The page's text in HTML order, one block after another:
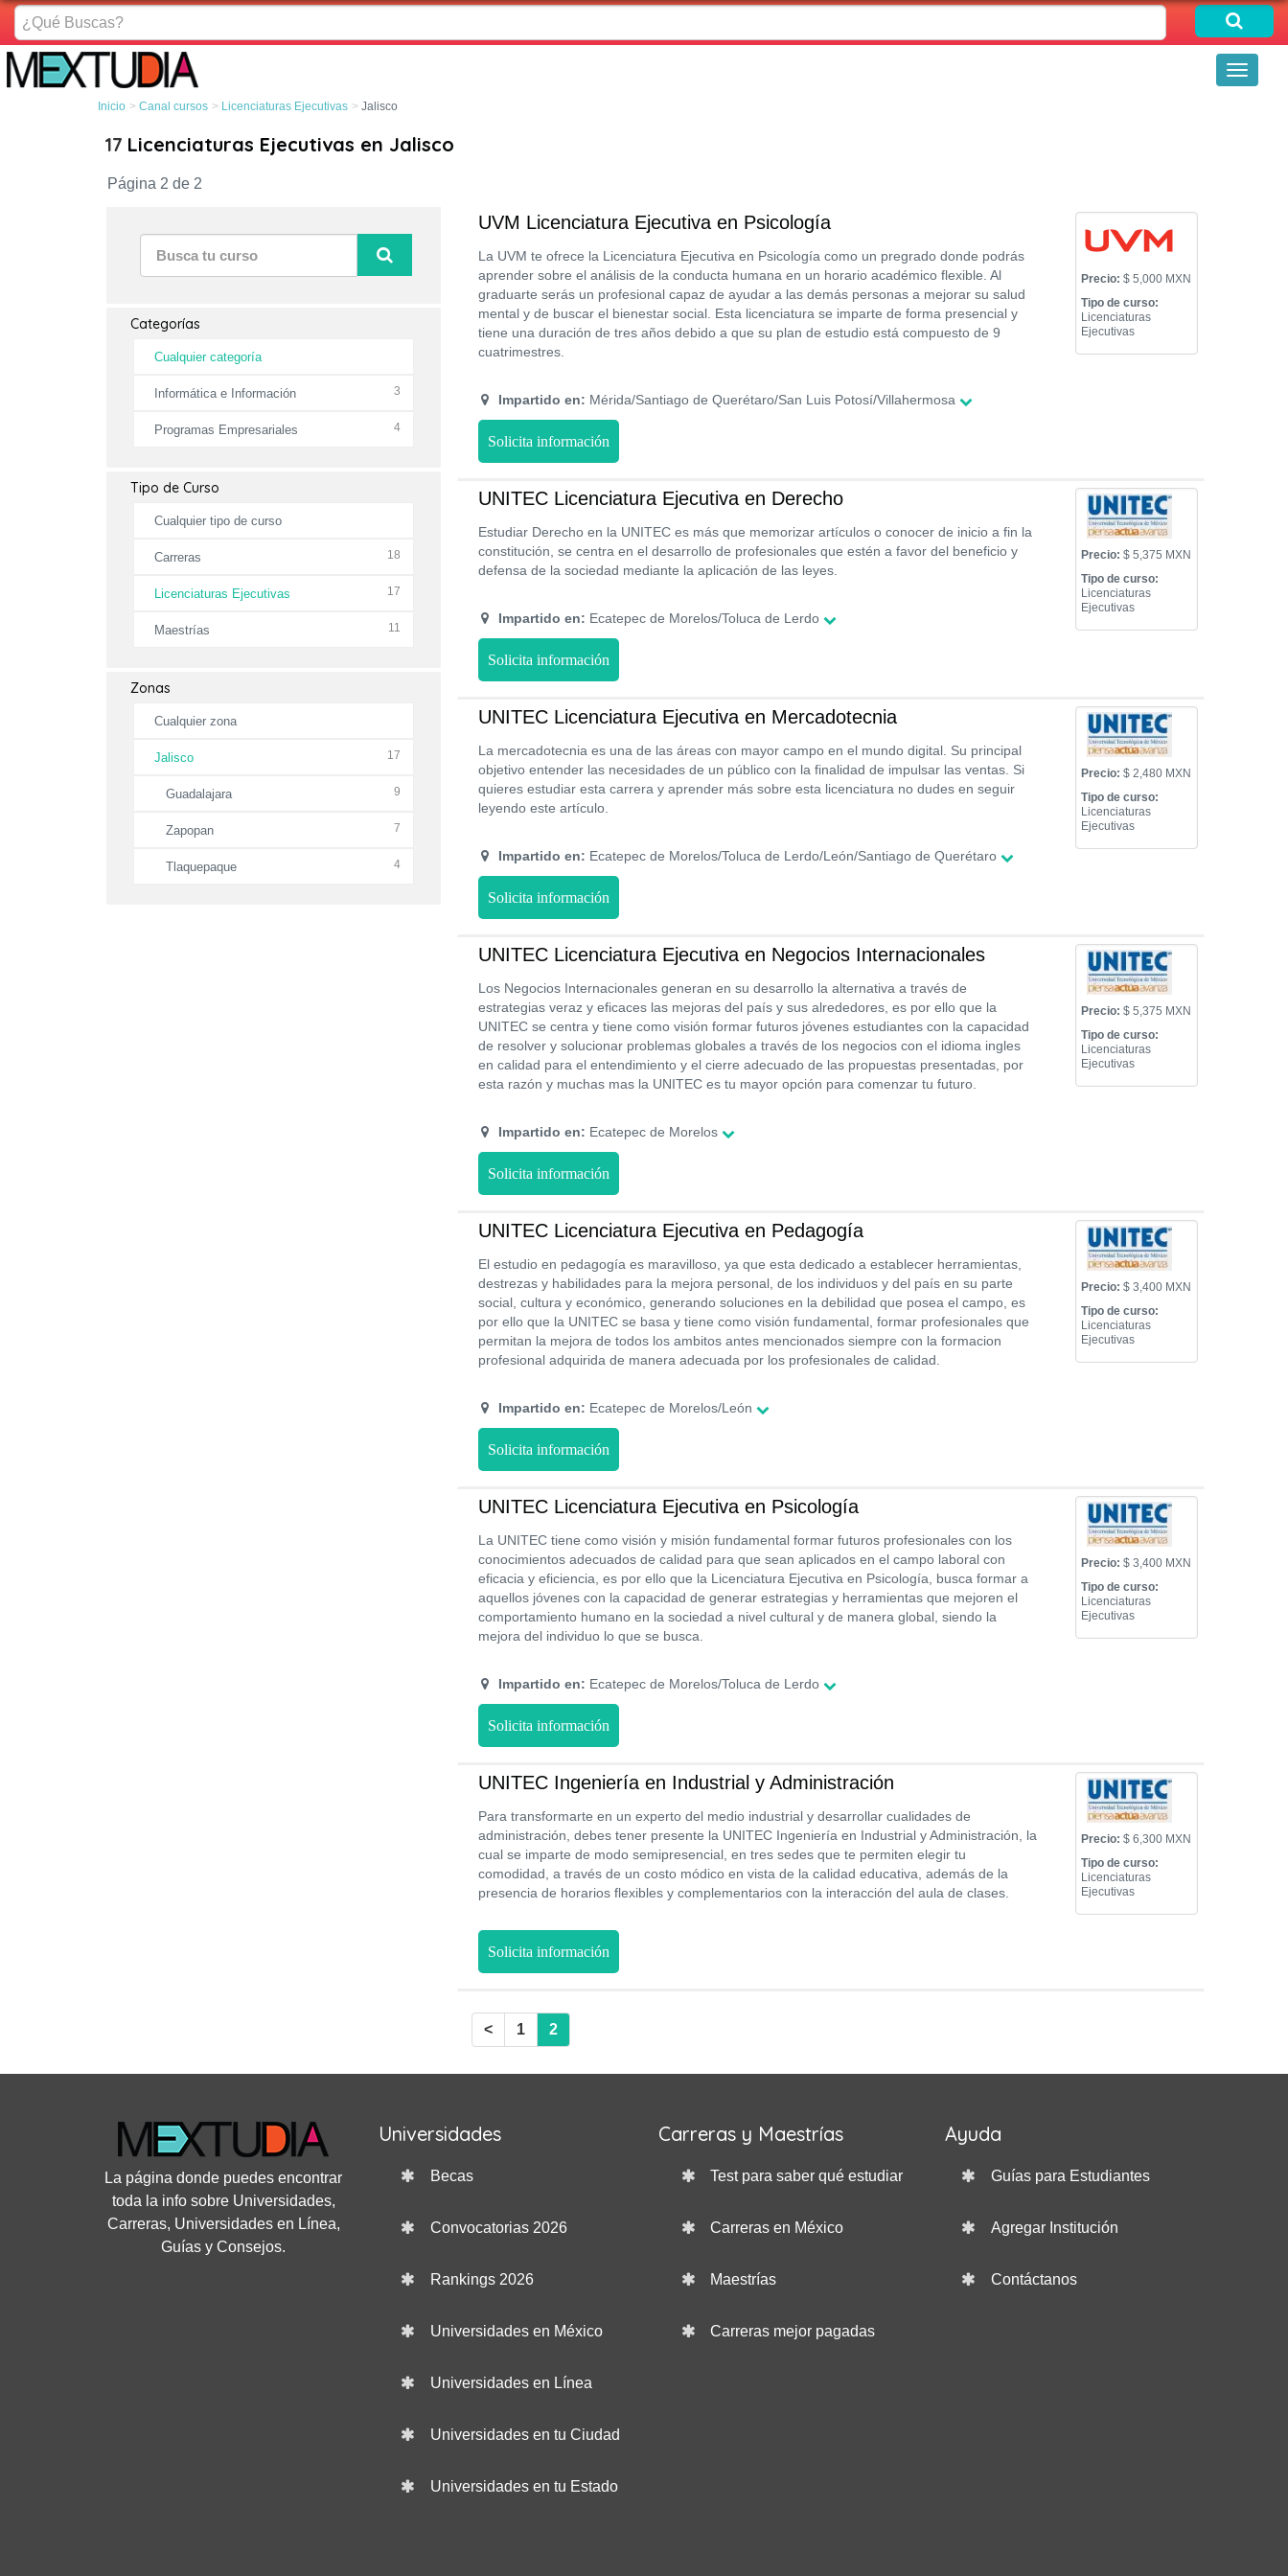
¿Qué
Buscas?
Toggle
Inicio Canal cursos Licenciaturas Ejecutivas Jalisco
17 Licenciaturas Ejecutivas en Jalisco
Página 2 de 2
Categorías
Cualquier categoría
Informática e Información 3
Programas Empresariales 4
Tipo de Curso
Cualquier tipo de curso
Carreras 18
Licenciaturas Ejecutivas 17
Maestrías 11
Zonas
Cualquier zona
Jalisco 17
Guadalajara 9
Zapopan 7
Tlaquepaque 4
UVM Licenciatura Ejecutiva en Psicología
La UVM te ofrece la Licenciatura Ejecutiva en Psicología como un pregrado donde podrás
aprender sobre el análisis de la conducta humana en un horario académico flexible. Al
graduarte serás un profesional capaz de ayudar a las demás personas a mejorar su salud
mental y de buscar el bienestar social. Esta licenciatura se imparte de forma presencial y
tiene una duración de tres años debido a que su plan de estudio está compuesto de 9
cuatrimestres.
Impartido en: Mérida/Santiago de Querétaro/San Luis Potosí/Villahermosa
Precio: $ 5,000 MXN
Tipo de curso:
Licenciaturas
Ejecutivas
Solicita información
UNITEC Licenciatura Ejecutiva en Derecho
Estudiar Derecho en la UNITEC es más que memorizar artículos o conocer de inicio a fin la
constitución, se centra en el desarrollo de profesionales que estén a favor del beneficio y
defensa de la sociedad mediante la aplicación de las leyes.
Impartido en: Ecatepec de Morelos/Toluca de Lerdo
Precio: $ 5,375 MXN
Tipo de curso:
Licenciaturas
Ejecutivas
Solicita información
UNITEC Licenciatura Ejecutiva en Mercadotecnia
La mercadotecnia es una de las áreas con mayor campo en el mundo digital. Su principal
objetivo entender las necesidades de un público con la finalidad de impulsar las ventas. Si
quieres estudiar esta carrera y aprender más sobre esta licenciatura no dudes en seguir
leyendo este artículo.
Impartido en: Ecatepec de Morelos/Toluca de Lerdo/León/Santiago de Querétaro
Precio: $ 2,480 MXN
Tipo de curso:
Licenciaturas
Ejecutivas
Solicita información
UNITEC Licenciatura Ejecutiva en Negocios Internacionales
Los Negocios Internacionales generan en su desarrollo la alternativa a través de
estrategias veraz y eficaces las mejoras del país y sus alrededores, es por ello que la
UNITEC se centra y tiene como visión formar futuros jóvenes estudiantes con la capacidad
de resolver y solucionar problemas globales a través de los negocios con el idioma ingles
en calidad para el entendimiento y el cierre adecuado de las propuestas presentadas, por
esta razón y muchas mas la UNITEC es tu mayor opción para comenzar tu futuro.
Impartido en: Ecatepec de Morelos
Precio: $ 5,375 MXN
Tipo de curso:
Licenciaturas
Ejecutivas
Solicita información
UNITEC Licenciatura Ejecutiva en Pedagogía
El estudio en pedagogía es maravilloso, ya que esta dedicado a establecer herramientas,
destrezas y habilidades para la mejora personal, de los individuos y del país en su parte
social, cultura y económico, generando soluciones en la debilidad que posea el campo, es
por ello que la UNITEC se basa y tiene como visión fundamental, formar profesionales que
permitan la mejora de todos los ambitos antes mencionados siempre con la formacion
profesional adquirida de manera adecuada por los profesionales de calidad.
Impartido en: Ecatepec de Morelos/León
Precio: $ 3,400 MXN
Tipo de curso:
Licenciaturas
Ejecutivas
Solicita información
UNITEC Licenciatura Ejecutiva en Psicología
La UNITEC tiene como visión y misión fundamental formar futuros profesionales con los
conocimientos adecuados de calidad para que sean aplicados en el campo laboral con
eficacia y eficiencia, es por ello que la Licenciatura Ejecutiva en Psicología, busca formar a
aquellos jóvenes con la capacidad de generar estrategias y herramientas que mejoren el
comportamiento humano en la sociedad a nivel cultural y de manera global, siendo la
mejora del individuo lo que se busca.
Impartido en: Ecatepec de Morelos/Toluca de Lerdo
Precio: $ 3,400 MXN
Tipo de curso:
Licenciaturas
Ejecutivas
Solicita información
UNITEC Ingeniería en Industrial y Administración
Para transformarte en un experto del medio industrial y desarrollar cualidades de
administración, debes tener presente la UNITEC Ingeniería en Industrial y Administración, la
cual se imparte de modo semipresencial, en tres sedes que te permiten elegir tu
comodidad, a través de un costo módico en vista de la calidad educativa, además de la
presencia de horarios flexibles y complementarios con la interacción del aula de clases.
Precio: $ 6,300 MXN
Tipo de curso:
Licenciaturas
Ejecutivas
Solicita información
< 1 2
La página donde puedes encontrar
toda la info sobre Universidades,
Carreras, Universidades en Línea,
Guías y Consejos.
Universidades
Becas
Convocatorias 2026
Rankings 2026
Universidades en México
Universidades en Línea
Universidades en tu Ciudad
Universidades en tu Estado
Carreras y Maestrías
Test para saber qué estudiar
Carreras en México
Maestrías
Carreras mejor pagadas
Ayuda
Guías para Estudiantes
Agregar Institución
Contáctanos